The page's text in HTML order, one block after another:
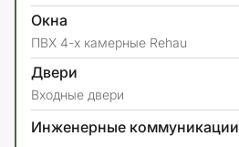
Окна
ПВХ 4-х камерные Rehau
Двери
Входные двери
Инженерные коммуникации